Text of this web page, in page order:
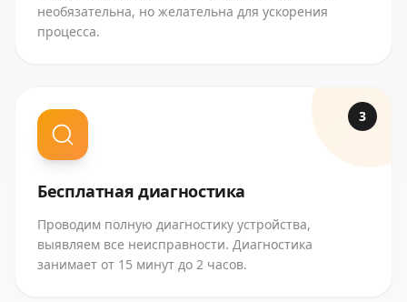
необязательна, но желательна для ускорения
процесса.
3
Бесплатная диагностика
Проводим полную диагностику устройства,
выявляем все неисправности. Диагностика
занимает от 15 минут до 2 часов.